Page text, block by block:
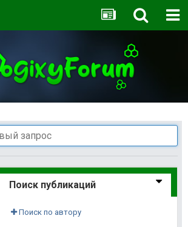
Поиск публикаций
Поиск по автору